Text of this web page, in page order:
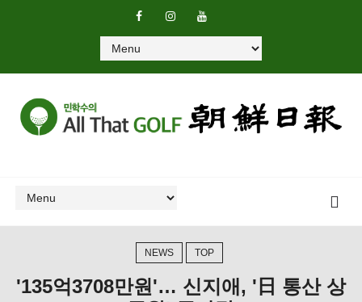
NEWS TOP
'135억3708만원'… 신지애, '日 통산 상